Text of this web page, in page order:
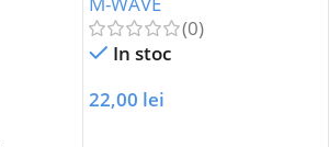
(0)
In stoc
22,00 lei